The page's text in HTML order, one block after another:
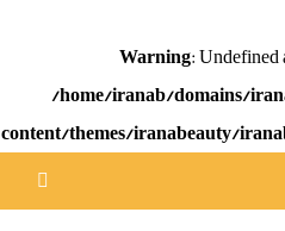
Warning:
/home/iranab/domains/
content/themes/iranabeauty/